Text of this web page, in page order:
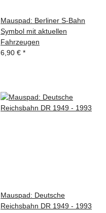
Mauspad: Berliner S-Bahn
Symbol mit aktuellen
Fahrzeugen
6,90 € *
Mauspad: Deutsche
Reichsbahn DR 1949 - 1993